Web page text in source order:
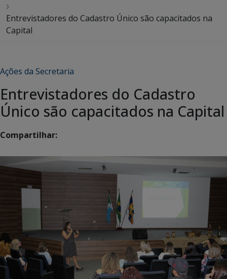
Entrevistadores do Cadastro Único são capacitados na
Capital
Ações da Secretaria
Entrevistadores do Cadastro
Único são capacitados na Capital
Compartilhar: